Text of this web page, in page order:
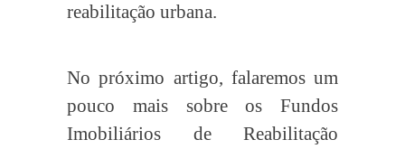
reabilitação urbana.
No próximo artigo, falaremos um
pouco mais sobre os Fundos
Imobiliários de Reabilitação